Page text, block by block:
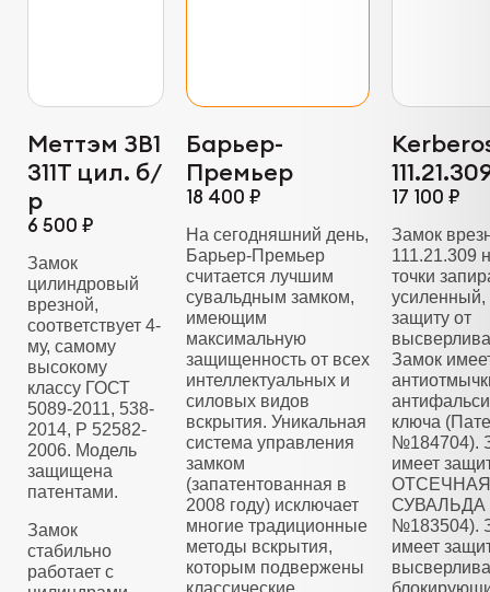
Меттэм ЗВ1
311Т цил. б/
р
6 500 ₽
Замок
цилиндровый
врезной,
соответствует 4-
му, самому
высокому
классу ГОСТ
5089-2011, 538-
2014, Р 52582-
2006. Модель
защищена
патентами.
Замок
стабильно
работает с
Барьер-
Премьер
18 400 ₽
На сегодняшний день,
Барьер-Премьер
считается лучшим
сувальдным замком,
имеющим
максимальную
защищенность от всех
интеллектуальных и
силовых видов
вскрытия. Уникальная
система управления
замком
(запатентованная в
2008 году) исключает
многие традиционные
методы вскрытия,
которым подвержены
17 100 ₽
Замок
111.21.309
точки
усиленный,
защиту от
Замок
ключа
№184704).
имеет
ОТСЕЧНАЯ
СУВАЛЬДА
№183504).
имеет